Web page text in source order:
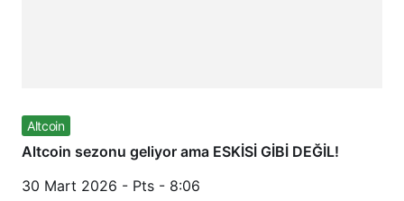
Altcoin
Altcoin sezonu geliyor ama ESKİSİ GİBİ DEĞİL!
30 Mart 2026 - Pts - 8:06